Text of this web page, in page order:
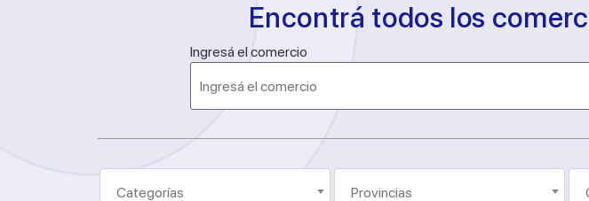
Encontrá todos los
Ingresá el comercio